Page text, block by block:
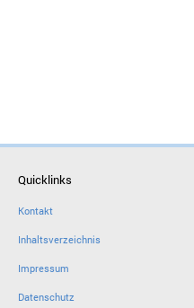
Quicklinks
Kontakt
Inhaltsverzeichnis
Impressum
Datenschutz